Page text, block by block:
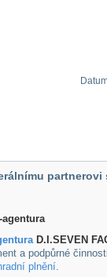
D.I.SEVEN
a podpůrné
plnění.